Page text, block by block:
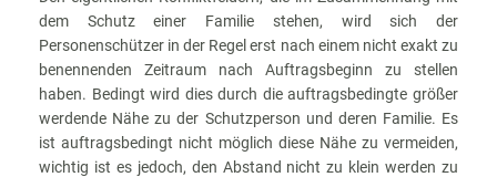
dem Schutz einer Familie stehen, wird sich der
Personenschützer in der Regel erst nach einem nicht exakt zu
benennenden Zeitraum nach Auftragsbeginn zu stellen
haben. Bedingt wird dies durch die auftragsbedingte größer
werdende Nähe zu der Schutzperson und deren Familie. Es
ist auftragsbedingt nicht möglich diese Nähe zu vermeiden,
wichtig ist es jedoch, den Abstand nicht zu klein werden zu